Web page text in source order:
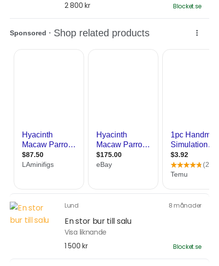
2 800 kr
Blocket.se
Lund 8 månader
En stor bur till salu
Visa liknande
1 500 kr
Blocket.se